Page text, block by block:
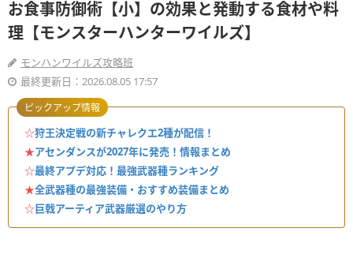
お食事防御術【小】の効果と発動する食材や料
理【モンスターハンターワイルズ】
モンハンワイルズ攻略班
最終更新日：2026.08.05 17:57
☆狩王決定戦の新チャレクエ2種が配信！
★アセンダンスが2027年に発売！情報まとめ
☆最終アプデ対応！最強武器種ランキング
★全武器種の最強装備・おすすめ装備まとめ
☆巨戟アーティア武器厳選のやり方
ピックアップ情報